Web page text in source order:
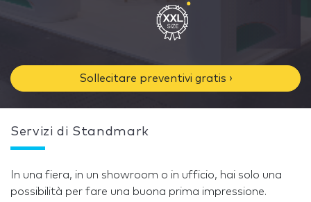
Sollecitare preventivi gratis ›
Servizi di Standmark
In una fiera, in un showroom o in ufficio, hai solo una
possibilità per fare una buona prima impressione.